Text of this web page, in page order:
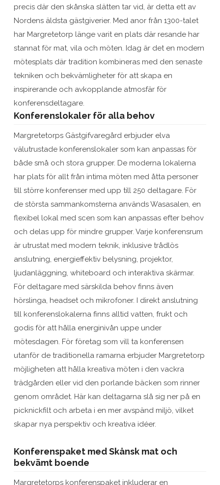
precis där den skånska slätten tar vid, är detta ett av
Nordens äldsta gästgiverier. Med anor från 1300-talet
har Margretetorp länge varit en plats där resande har
stannat för mat, vila och möten. Idag är det en modern
mötesplats där tradition kombineras med den senaste
tekniken och bekvämligheter för att skapa en
inspirerande och avkopplande atmosfär för
konferensdeltagare.
Konferenslokaler för alla behov
Margretetorps Gästgifvaregård erbjuder elva
välutrustade konferenslokaler som kan anpassas för
både små och stora grupper. De moderna lokalerna
har plats för allt från intima möten med åtta personer
till större konferenser med upp till 250 deltagare. För
de största sammankomsterna används Wasasalen, en
flexibel lokal med scen som kan anpassas efter behov
och delas upp för mindre grupper. Varje konferensrum
är utrustat med modern teknik, inklusive trådlös
anslutning, energieffektiv belysning, projektor,
ljudanläggning, whiteboard och interaktiva skärmar.
För deltagare med särskilda behov finns även
hörslinga, headset och mikrofoner. I direkt anslutning
till konferenslokalerna finns alltid vatten, frukt och
godis för att hålla energinivån uppe under
mötesdagen. För företag som vill ta konferensen
utanför de traditionella ramarna erbjuder Margretetorp
möjligheten att hålla kreativa möten i den vackra
trädgården eller vid den porlande bäcken som rinner
genom området. Här kan deltagarna slå sig ner på en
picknickfilt och arbeta i en mer avspänd miljö, vilket
skapar nya perspektiv och kreativa idéer.
Konferenspaket med Skånsk mat och
bekvämt boende
Margretetorps konferenspaket inkluderar en